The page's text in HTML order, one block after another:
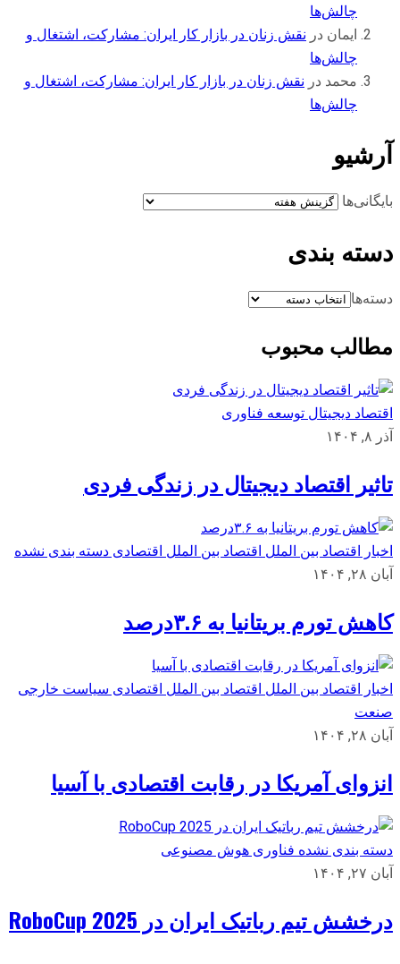
چالش‌ها
ایمان در نقش زنان در بازار کار ایران: مشارکت، اشتغال و
چالش‌ها
محمد در نقش زنان در بازار کار ایران: مشارکت، اشتغال و
چالش‌ها
آرشیو
بایگانی‌ها
دسته بندی
دسته‌ها
مطالب محبوب
اقتصاد دیجیتال توسعه فناوری
آذر ۸, ۱۴۰۴
تاثیر اقتصاد دیجیتال در زندگی فردی
اخبار اقتصاد بین الملل اقتصاد بین الملل اقتصادی دسته بندی نشده
آبان ۲۸, ۱۴۰۴
کاهش تورم بریتانیا به ۳.۶درصد
اخبار اقتصاد بین الملل اقتصاد بین الملل اقتصادی سیاست خارجی
صنعت
آبان ۲۸, ۱۴۰۴
انزوای آمریکا در رقابت اقتصادی با آسیا
دسته بندی نشده فناوری هوش مصنوعی
آبان ۲۷, ۱۴۰۴
درخشش تیم رباتیک ایران در RoboCup 2025